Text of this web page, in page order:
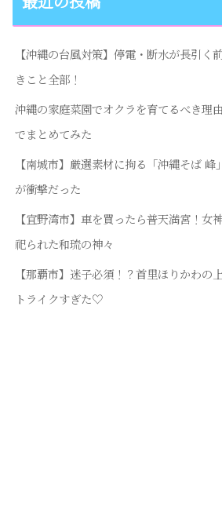
【沖縄の台風対策】停電・断水が長引く
きこと全部！
沖縄の家庭菜園でオクラを育てるべき理
でまとめてみた
【南城市】厳選素材に拘る「沖縄そば
が衝撃だった
【宜野湾市】車を買ったら普天満宮！女
祀られた和琉の神々
【那覇市】迷子必須！？首里ほりかわの
トライクすぎた♡